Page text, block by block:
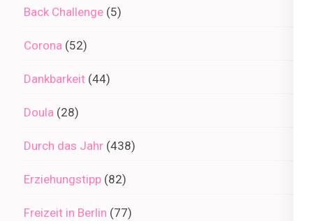
Back Challenge (5)
Corona (52)
Dankbarkeit (44)
Doula (28)
Durch das Jahr (438)
Erziehungstipp (82)
Freizeit in Berlin (77)